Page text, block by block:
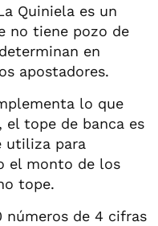
Quiniela es un
no tiene pozo de
en
apostadores.
lo que
el tope de banca es
utiliza para
el monto de los
tope.
números de 4 cifras